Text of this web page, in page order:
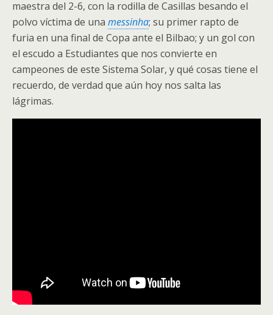
maestra del 2-6, con la rodilla de Casillas besando el
polvo víctima de una messinha; su primer rapto de
furia en una final de Copa ante el Bilbao; y un gol con
el escudo a Estudiantes que nos convierte en
campeones de este Sistema Solar, y qué cosas tiene el
recuerdo, de verdad que aún hoy nos salta las
lágrimas.